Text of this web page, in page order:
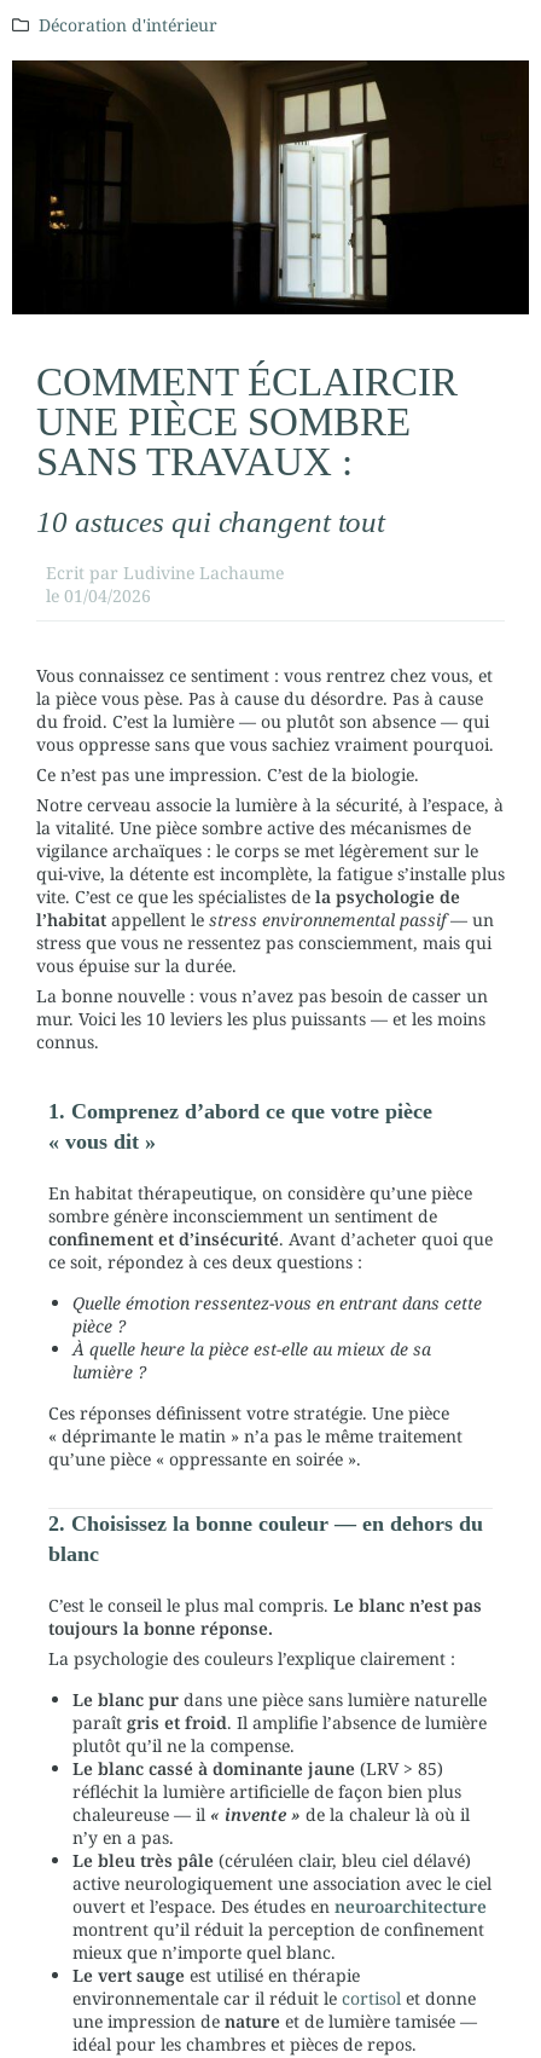
Décoration d'intérieur
COMMENT ÉCLAIRCIR
UNE PIÈCE SOMBRE
SANS TRAVAUX :
10 astuces qui changent tout
Ecrit par Ludivine Lachaume
le 01/04/2026
Vous connaissez ce sentiment : vous rentrez chez vous, et
la pièce vous pèse. Pas à cause du désordre. Pas à cause
du froid. C’est la lumière — ou plutôt son absence — qui
vous oppresse sans que vous sachiez vraiment pourquoi.
Ce n’est pas une impression. C’est de la biologie.
Notre cerveau associe la lumière à la sécurité, à l’espace, à
la vitalité. Une pièce sombre active des mécanismes de
vigilance archaïques : le corps se met légèrement sur le
qui-vive, la détente est incomplète, la fatigue s’installe plus
vite. C’est ce que les spécialistes de la psychologie de
l’habitat appellent le stress environnemental passif— un
stress que vous ne ressentez pas consciemment, mais qui
vous épuise sur la durée.
La bonne nouvelle : vous n’avez pas besoin de casser un
mur. Voici les 10 leviers les plus puissants — et les moins
connus.
1. Comprenez d’abord ce que votre pièce
« vous dit »
En habitat thérapeutique, on considère qu’une pièce
sombre génère inconsciemment un sentiment de
confinement et d’insécurité. Avant d’acheter quoi que
ce soit, répondez à ces deux questions :
Quelle émotion ressentez-vous en entrant dans cette
pièce ?
À quelle heure la pièce est-elle au mieux de sa
lumière ?
Ces réponses définissent votre stratégie. Une pièce
« déprimante le matin » n’a pas le même traitement
qu’une pièce « oppressante en soirée ».
2. Choisissez la bonne couleur — en dehors du
blanc
C’est le conseil le plus mal compris. Le blanc n’est pas
toujours la bonne réponse.
La psychologie des couleurs l’explique clairement :
Le blanc pur dans une pièce sans lumière naturelle
paraît gris et froid. Il amplifie l’absence de lumière
plutôt qu’il ne la compense.
Le blanc cassé à dominante jaune (LRV > 85)
réfléchit la lumière artificielle de façon bien plus
chaleureuse — il « invente » de la chaleur là où il
n’y en a pas.
Le bleu très pâle (céruléen clair, bleu ciel délavé)
active neurologiquement une association avec le ciel
ouvert et l’espace. Des études en neuroarchitecture
montrent qu’il réduit la perception de confinement
mieux que n’importe quel blanc.
Le vert sauge est utilisé en thérapie
environnementale car il réduit le cortisol et donne
une impression de nature et de lumière tamisée —
idéal pour les chambres et pièces de repos.